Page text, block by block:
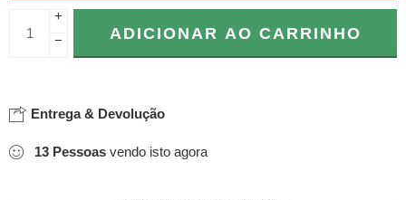
+
−
ADICIONAR AO CARRINHO
Entrega & Devolução
13 Pessoas vendo isto agora